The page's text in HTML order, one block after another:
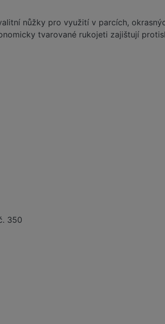
nůžky pro využití v parcích,
tvarované rukojeti zajištují
350